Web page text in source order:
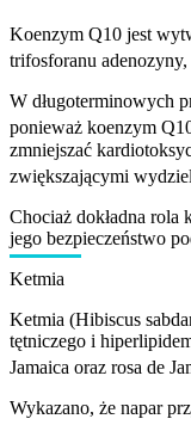
Koenzym Q10 jest
trifosforanu
W długoterminowych
ponieważ koenzym
zmniejszać
zwiększającymi
Chociaż dokładna
jego bezpieczeństwo
Ketmia
Ketmia (Hibiscus
tętniczego i
Jamaica oraz rosa de
Wykazano, że napar